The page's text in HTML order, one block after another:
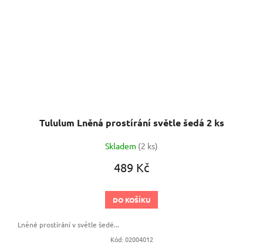
Tululum Lněná prostírání světle šedá 2 ks
Skladem (2 ks)
489 Kč
DO KOŠÍKU
Lněné prostírání v světle šedé...
Kód: 02004012